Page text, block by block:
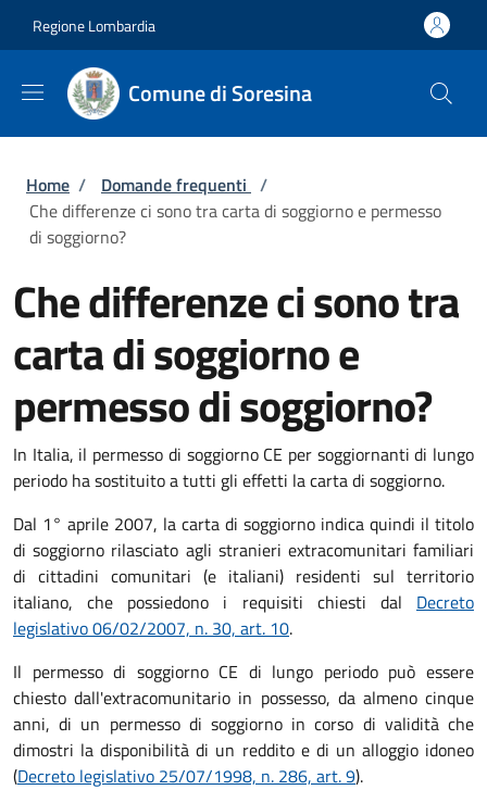
Regione Lombardia
Comune di Soresina
Briciole di pane
Home / Domande frequenti /
Che differenze ci sono tra carta di soggiorno e permesso
di soggiorno?
Che differenze ci sono tra
carta di soggiorno e
permesso di soggiorno?
In Italia, il permesso di soggiorno CE per soggiornanti di lungo
periodo ha sostituito a tutti gli effetti la carta di soggiorno.
Dal 1° aprile 2007, la carta di soggiorno indica quindi il titolo
di soggiorno rilasciato agli stranieri extracomunitari familiari
di cittadini comunitari (e italiani) residenti sul territorio
italiano, che possiedono i requisiti chiesti dal Decreto
legislativo 06/02/2007, n. 30, art. 10.
Il permesso di soggiorno CE di lungo periodo può essere
chiesto dall'extracomunitario in possesso, da almeno cinque
anni, di un permesso di soggiorno in corso di validità che
dimostri la disponibilità di un reddito e di un alloggio idoneo
(Decreto legislativo 25/07/1998, n. 286, art. 9).